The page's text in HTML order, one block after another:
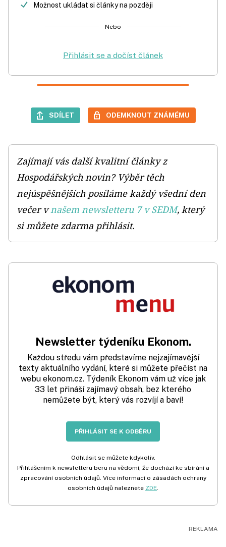
Možnost ukládat si články na později
Nebo
Přihlásit se a dočíst článek
SDÍLET ODEMKNOUT ZNÁMÉMU
Zajímají vás další kvalitní články z
Hospodářských novin? Výběr těch
nejúspěšnějších posíláme každý všední den
večer vnašem newsletteru 7 v SEDM, který
si můžete zdarma přihlásit.
Newsletter týdeníku Ekonom.
Každou středu vám představíme nejzajímavější
texty aktuálního vydání, které si můžete přečíst na
webu ekonom.cz. Týdeník Ekonom vám už více jak
33 let přináší zajímavý obsah, bez kterého
nemůžete být, který vás rozvíjí a baví!
PŘIHLÁSIT SE K ODBĚRU
Odhlásit se můžete kdykoliv.
Přihlášením k newsletteru beru na vědomí, že dochází ke sbírání a
zpracování osobních údajů. Více informací o zásadách ochrany
osobních údajů naleznete ZDE.